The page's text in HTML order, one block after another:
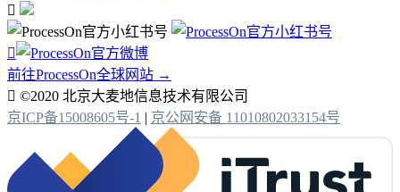


前往ProcessOn全球网站 →
 ©2020 北京大麦地信息技术有限公司
京ICP备15008605号-1 | 京公网安备 11010802033154号